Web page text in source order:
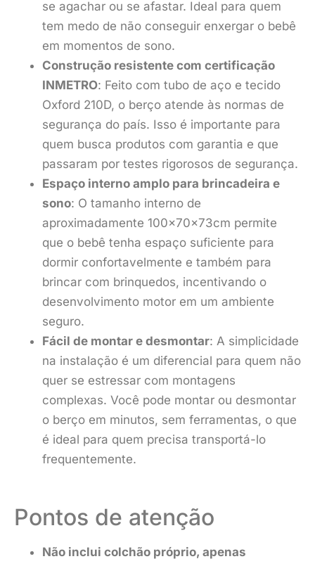
se agachar ou se afastar. Ideal para quem
tem medo de não conseguir enxergar o bebê
em momentos de sono.
Construção resistente com certificação
INMETRO: Feito com tubo de aço e tecido
Oxford 210D, o berço atende às normas de
segurança do país. Isso é importante para
quem busca produtos com garantia e que
passaram por testes rigorosos de segurança.
Espaço interno amplo para brincadeira e
sono: O tamanho interno de
aproximadamente 100x70x73cm permite
que o bebê tenha espaço suficiente para
dormir confortavelmente e também para
brincar com brinquedos, incentivando o
desenvolvimento motor em um ambiente
seguro.
Fácil de montar e desmontar: A simplicidade
na instalação é um diferencial para quem não
quer se estressar com montagens
complexas. Você pode montar ou desmontar
o berço em minutos, sem ferramentas, o que
é ideal para quem precisa transportá-lo
frequentemente.
Pontos de atenção
Não inclui colchão próprio, apenas